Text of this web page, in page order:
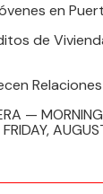
en
de
—